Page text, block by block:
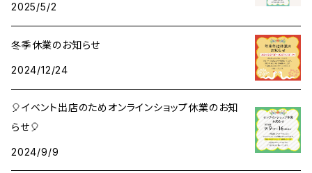
レターセット
メッセージカード
アクリルキーホルダー
ant缶（小物入れ）
2025/5/2
冬季休業のお知らせ
2024/12/24
🎈イベント出店のためオンラインショップ休業のお知
らせ🎈
2024/9/9